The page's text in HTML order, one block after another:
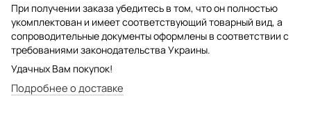
При получении заказа убедитесь в том, что он полностью
укомплектован и имеет соответствующий товарный вид, а
сопроводительные документы оформлены в соответствии с
требованиями законодательства Украины.
Удачных Вам покупок!
Подробнее о доставке